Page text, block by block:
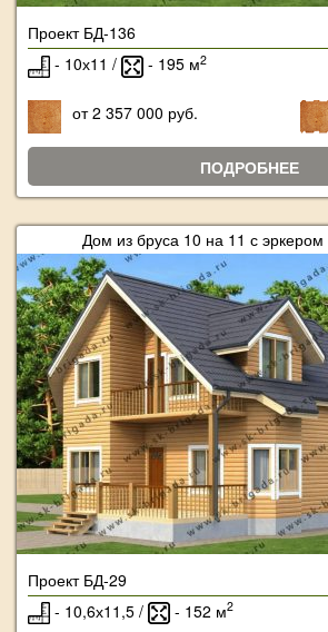
Проект БД-136
- 10х11 /
- 195 м2
от 2 357 000 руб.
ПОДРОБНЕЕ
Дом из бруса 10 на 11 с эркером
Проект БД-29
- 10,6х11,5 /
- 152 м2